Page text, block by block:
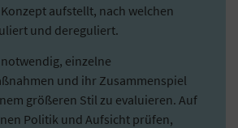
aufstellt, nach welchen
und dereguliert.
einzelne
und ihr Zusammenspiel
größeren Stil zu evaluieren. Auf
Politik und Aufsicht prüfen,